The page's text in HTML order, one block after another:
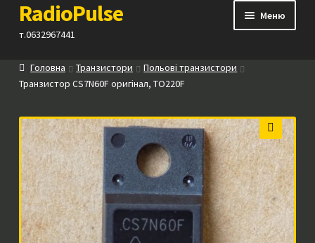
Перейти
до
Перейти
до
RadioPulse
т.0632967441
Меню
Каталог
Контакти
Прайс
Посилання
Головна Транзистори
Польові транзистори
Транзистор CS7N60F оригінал, TO220F
🔍